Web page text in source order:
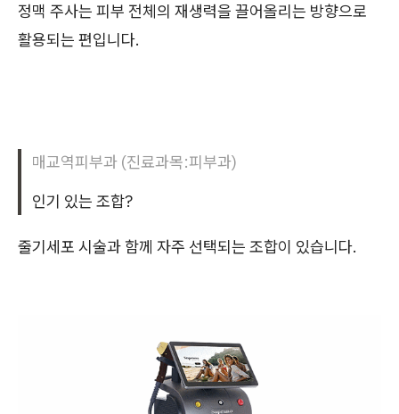
정맥 주사는 피부 전체의 재생력을 끌어올리는 방향으로
활용되는 편입니다.
매교역피부과 (진료과목:피부과)
인기 있는 조합?
줄기세포 시술과 함께 자주 선택되는 조합이 있습니다.